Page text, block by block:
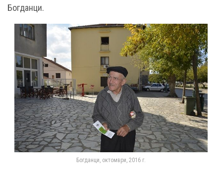
Богданци.
Богданци, октомври, 2016 г.